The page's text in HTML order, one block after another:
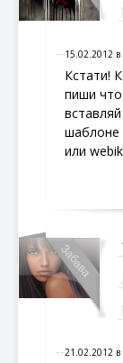
15.02.2012 в
Кстати!
пиши
шаблоне
или
Забава
21.02.2012 в